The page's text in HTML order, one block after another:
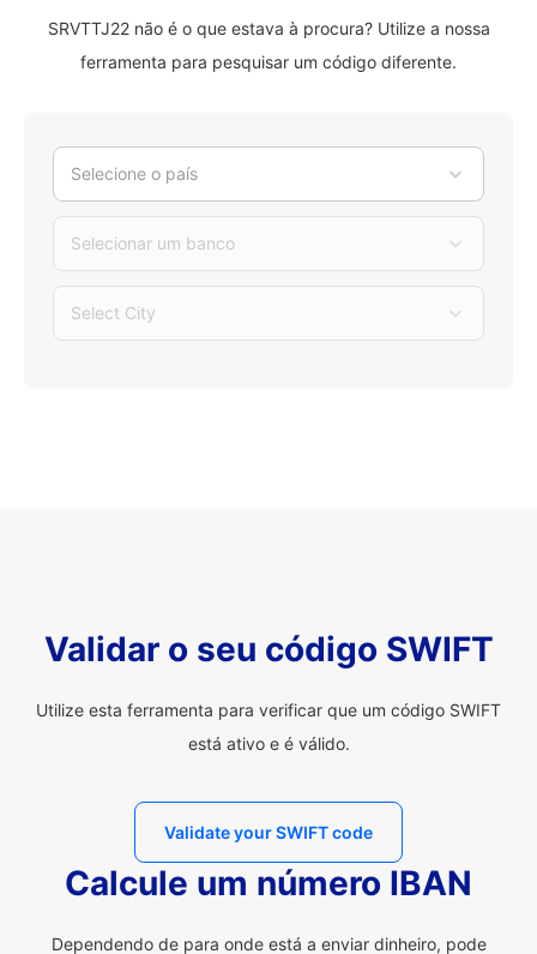
SRVTTJ22 não é o que estava à procura? Utilize a nossa
ferramenta para pesquisar um código diferente.
Selecione o país
Selecionar um banco
Select City
Validar o seu código SWIFT
Utilize esta ferramenta para verificar que um código SWIFT
está ativo e é válido.
Validate your SWIFT code
Calcule um número IBAN
Dependendo de para onde está a enviar dinheiro, pode